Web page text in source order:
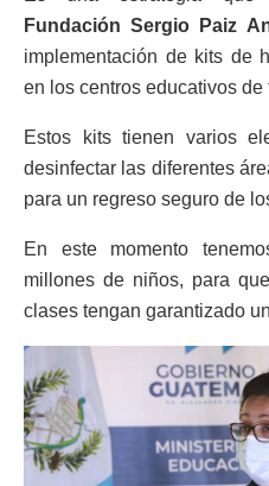
Fundación Sergio Paiz
implementación de kits de
en los centros educativos de
Estos kits tienen varios
desinfectar las diferentes
para un regreso seguro de
En este momento
millones de niños, para
clases tengan garantizado